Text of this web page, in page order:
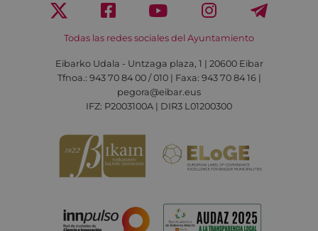
Todas las redes sociales del Ayuntamiento
Eibarko Udala - Untzaga plaza, 1 | 20600 Eibar
Tfnoa.: 943 70 84 00 / 010 | Faxa: 943 70 84 16 |
pegora@eibar.eus
IFZ: P2003100A | DIR3 L01200300